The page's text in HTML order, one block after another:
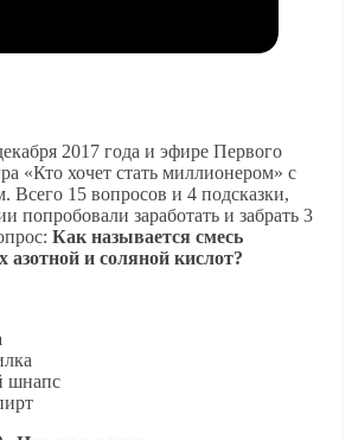
2017 года и эфире Первого
«Кто хочет стать миллионером» с
15 вопросов и 4 подсказки,
попробовали заработать и забрать 3
Как называется смесь
и соляной кислот?
шнапс